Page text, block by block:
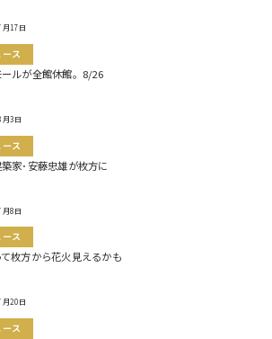
17日
ース
ルが全館休館。8/26
3日
ース
家･安藤忠雄が枚方に
8日
ース
枚方から花火見えるかも
20日
ース